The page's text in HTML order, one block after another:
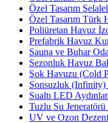
Özel Tasarım
Özel Tasarım Türk
Poliüretan Havuz
Prefabrik Havuz
Sauna ve Buhar
Sezonluk Havuz
Şok Havuzu (Cold
Sonsuzluk (Infinity)
Sualtı LED
Tuzlu Su
UV ve Ozon